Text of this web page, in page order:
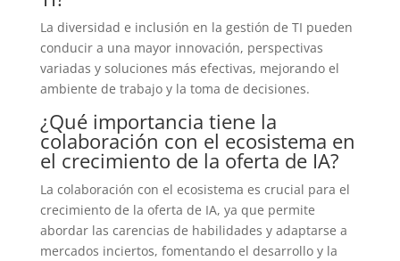
La diversidad e inclusión en la gestión de TI pueden
conducir a una mayor innovación, perspectivas
variadas y soluciones más efectivas, mejorando el
ambiente de trabajo y la toma de decisiones.
¿Qué importancia tiene la
colaboración con el ecosistema en
el crecimiento de la oferta de IA?
La colaboración con el ecosistema es crucial para el
crecimiento de la oferta de IA, ya que permite
abordar las carencias de habilidades y adaptarse a
mercados inciertos, fomentando el desarrollo y la